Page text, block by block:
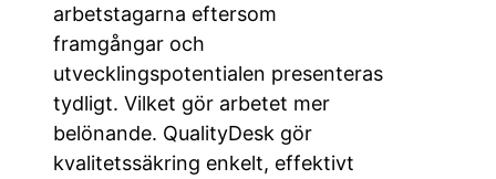
arbetstagarna eftersom
framgångar och
utvecklingspotentialen presenteras
tydligt. Vilket gör arbetet mer
belönande. QualityDesk gör
kvalitetssäkring enkelt, effektivt